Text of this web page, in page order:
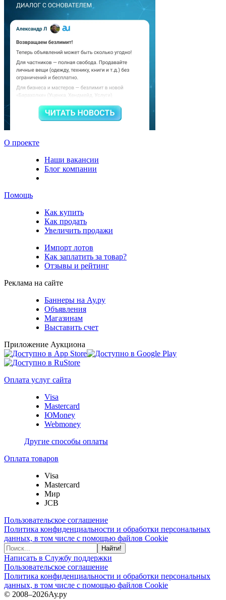
О проекте
Наши вакансии
Блог компании
Помощь
Как купить
Как продать
Увеличить продажи
Импорт лотов
Как заплатить за товар?
Отзывы и рейтинг
Реклама на сайте
Баннеры на Ау.ру
Объявления
Магазинам
Выставить счет
Приложение Аукциона
Оплата услуг сайта
Visa
Mastercard
ЮMoney
Webmoney
Другие способы оплаты
Оплата товаров
Visa
Mastercard
Мир
JCB
Пользовательское соглашение
Политика конфиденциальности и обработки персональных
данных, в том числе с помощью файлов Cookie
Найти!
Написать в Службу поддержки
Пользовательское соглашение
Политика конфиденциальности и обработки персональных
данных, в том числе с помощью файлов Cookie
© 2008–2026Ау.ру